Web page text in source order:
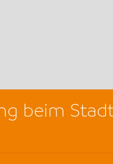
beim